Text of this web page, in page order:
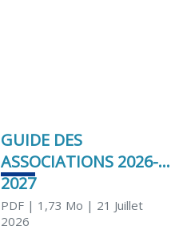
GUIDE DES
ASSOCIATIONS 2026-
2027
PDF| 1,73 Mo | 21 Juillet
2026